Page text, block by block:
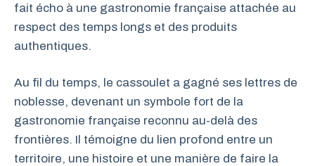
fait écho à une gastronomie française attachée au
respect des temps longs et des produits
authentiques.
Au fil du temps, le cassoulet a gagné ses lettres de
noblesse, devenant un symbole fort de la
gastronomie française reconnu au-delà des
frontières. Il témoigne du lien profond entre un
territoire, une histoire et une manière de faire la